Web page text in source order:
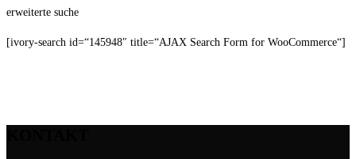
erweiterte suche
[ivory-search id=“145948″ title=“AJAX Search Form for WooCommerce“]